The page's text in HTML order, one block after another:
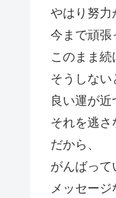
やはり努力
今まで頑張
このまま続
そうしない
良い運が近
それを逃さ
だから、
がんばって
メッセージ